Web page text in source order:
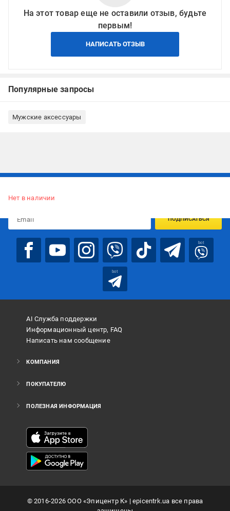
На этот товар еще не оставили отзыв, будьте
первым!
НАПИСАТЬ ОТЗЫВ
Популярные запросы
Мужские аксессуары
Нет в наличии
ПОДПИСАТЬСЯ
bot
bot
AI Служба поддержки
Информационный центр, FAQ
Написать нам сообщение
КОМПАНИЯ
ПОКУПАТЕЛЮ
ПОЛЕЗНАЯ ИНФОРМАЦИЯ
©2016-2026ООО «Эпицентр К» | epicentrk.ua все права